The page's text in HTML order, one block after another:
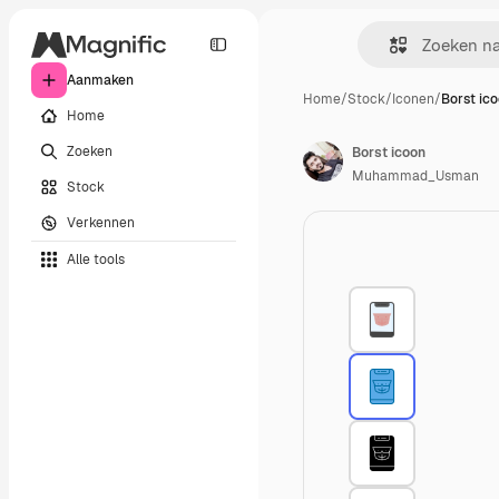
Aanmaken
Home
Zoeken
Stock
Verkennen
Alle tools
Home/Stock/Iconen/Borst
Borst icoon
Muhammad_Usman